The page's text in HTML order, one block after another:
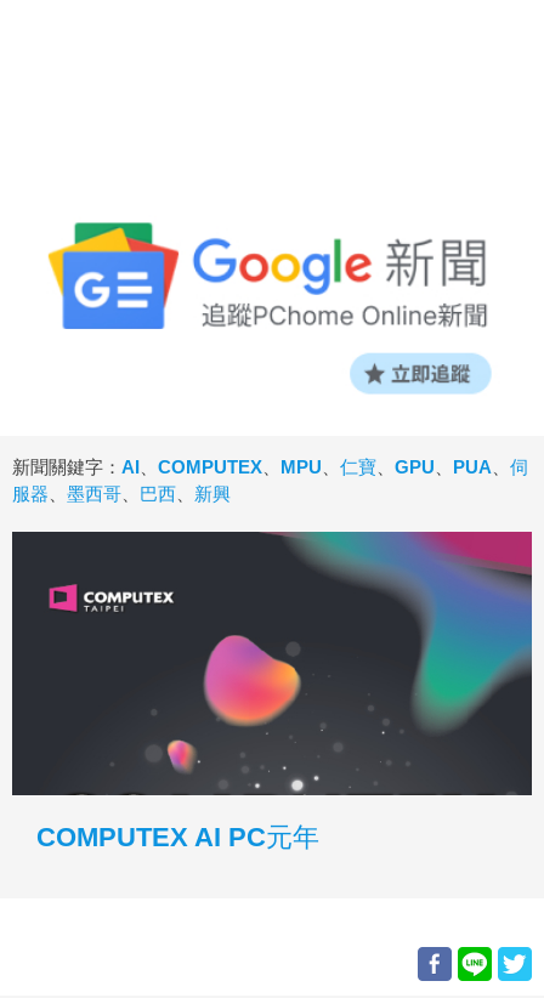
新聞關鍵字： AI COMPUTEX MPU 仁寶 GPU PUA
伺
服器
墨西哥 巴西 新興
COMPUTEX AI PC元年